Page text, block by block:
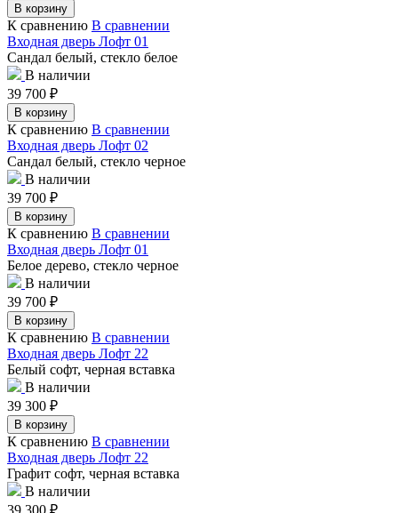
В корзину
К сравнению В сравнении
Входная дверь Лофт 01
Сандал белый, стекло белое
В наличии
39 700 ₽
В корзину
К сравнению В сравнении
Входная дверь Лофт 02
Сандал белый, стекло черное
В наличии
39 700 ₽
В корзину
К сравнению В сравнении
Входная дверь Лофт 01
Белое дерево, стекло черное
В наличии
39 700 ₽
В корзину
К сравнению В сравнении
Входная дверь Лофт 22
Белый софт, черная вставка
В наличии
39 300 ₽
В корзину
К сравнению В сравнении
Входная дверь Лофт 22
Графит софт, черная вставка
В наличии
39 300 ₽